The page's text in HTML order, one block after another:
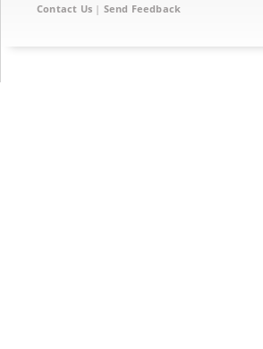
Contact Us | Send Feedback